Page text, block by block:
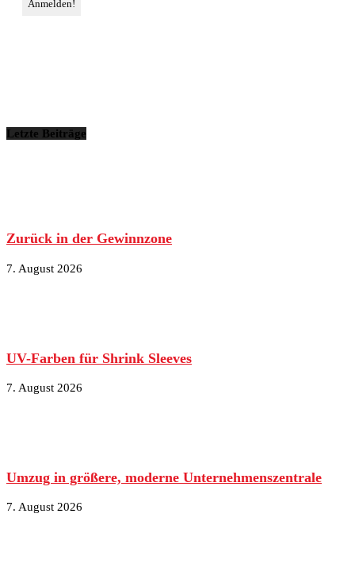
Letzte Beiträge
Zurück in der Gewinnzone
7. August 2026
UV-Farben für Shrink Sleeves
7. August 2026
Umzug in größere, moderne Unternehmenszentrale
7. August 2026